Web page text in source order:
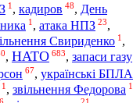
1, кадиров 48, День
1 , атака НПЗ 23,
Свириденко 1 ,
, НАТО 683, запаси газу
67, українські БПЛА
1 , звільнення Федорова 1